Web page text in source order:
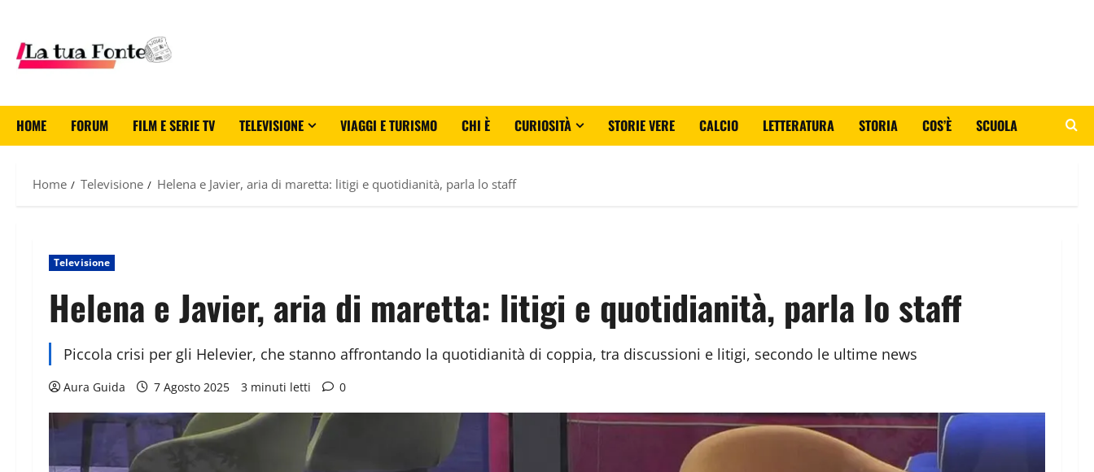
HOME FORUM FILM E SERIE TV TELEVISIONE VIAGGI E TURISMO CHI È CURIOSITÀ STORIE VERE CALCIO LETTERATURA STORIA COS’È SCUOLA
Home Televisione Helena e Javier, aria di maretta: litigi e quotidianità, parla lo staff
Televisione
Helena e Javier, aria di maretta: litigi e quotidianità, parla lo staff
Piccola crisi per gli Helevier, che stanno affrontando la quotidianità di coppia, tra discussioni e litigi, secondo le ultime news
Aura Guida 7 Agosto 2025 3 minuti letti 0